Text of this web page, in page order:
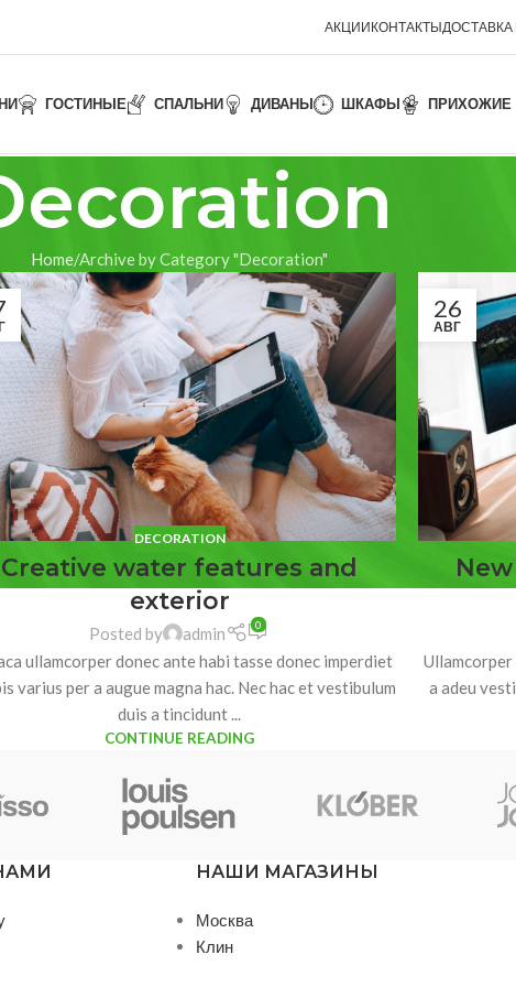
АКЦИИКОНТАКТЫДОСТАВКА
ГОСТИНЫЕ СПАЛЬНИ ДИВАНЫ ШКАФЫ ПРИХОЖИЕ
Home Archive by Category "Decoration"
DECORATION
Creative water features and
exterior
Posted by admin 0
ullamcorper donec ante habi tasse donec imperdiet
varius per a augue magna hac. Nec hac et vestibulum
duis a tincidunt ...
CONTINUE READING
26
АВГ
a adeu
НАШИ МАГАЗИНЫ
Москва
Клин